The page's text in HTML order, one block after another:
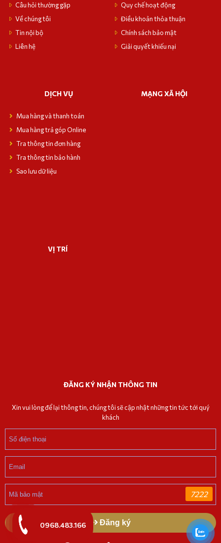
Câu hỏi thường gặp
Về chúng tôi
Tin nội bộ
Liên hệ
Quy chế hoạt động
Điều khoản thỏa thuận
Chính sách bảo mật
Giải quyết khiếu nại
DỊCH VỤ
Mua hàng và thanh toán
Mua hàng trả góp Online
Tra thông tin đơn hàng
Tra thông tin bảo hành
Sao lưu dữ liệu
MẠNG XÃ HỘI
VỊ TRÍ
ĐĂNG KÝ NHẬN THÔNG TIN
Xin vui lòng để lại thông tin, chúng tôi sẽ cập nhật những tin tức tới quý
khách
7222
Đăng ký
0968.483.166